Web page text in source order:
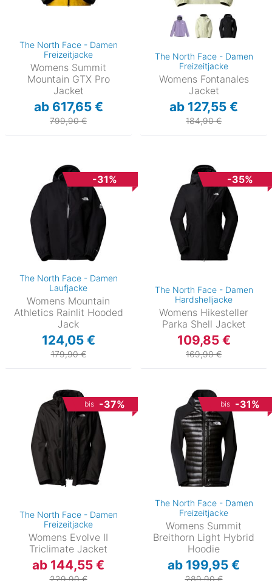
The North Face - Damen
Freizeitjacke
Womens Summit
Mountain GTX Pro
Jacket
ab 617,65 €
799,90 €
The North Face - Damen
Freizeitjacke
Womens Fontanales
Jacket
ab 127,55 €
184,90 €
-31%
The North Face - Damen
Laufjacke
Womens Mountain
Athletics Rainlit Hooded
Jack
124,05 €
179,90 €
-35%
The North Face - Damen
Hardshelljacke
Womens Hikesteller
Parka Shell Jacket
109,85 €
169,90 €
bis -37%
The North Face - Damen
Freizeitjacke
Womens Evolve II
Triclimate Jacket
ab 144,55 €
229,90 €
bis -31%
The North Face - Damen
Freizeitjacke
Womens Summit
Breithorn Light Hybrid
Hoodie
ab 199,95 €
289,90 €